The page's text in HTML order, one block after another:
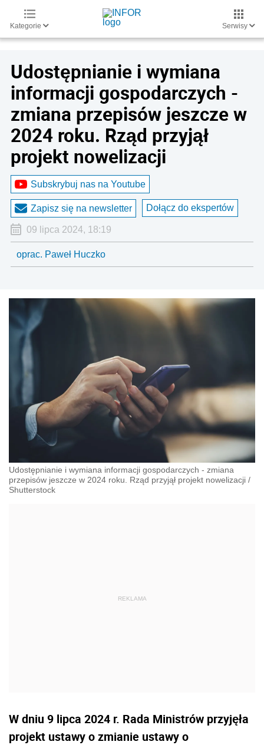
Kategorie Serwisy
Udostępnianie i wymiana
informacji gospodarczych -
zmiana przepisów jeszcze w
2024 roku. Rząd przyjął
projekt nowelizacji
Subskrybuj nas na Youtube
Zapisz się na newsletter Dołącz do ekspertów
09 lipca 2024, 18:19
oprac. Paweł Huczko
Udostępnianie i wymiana informacji gospodarczych - zmiana
przepisów jeszcze w 2024 roku. Rząd przyjął projekt nowelizacji /
Shutterstock
W dniu 9 lipca 2024 r. Rada Ministrów przyjęła
projekt ustawy o zmianie ustawy o